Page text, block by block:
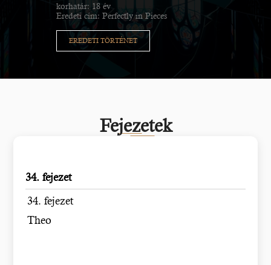
korhatár: 18 év
Eredeti cím: Perfectly in Pieces
EREDETI TÖRTÉNET
Fejezetek
34. fejezet
34. fejezet
Theo